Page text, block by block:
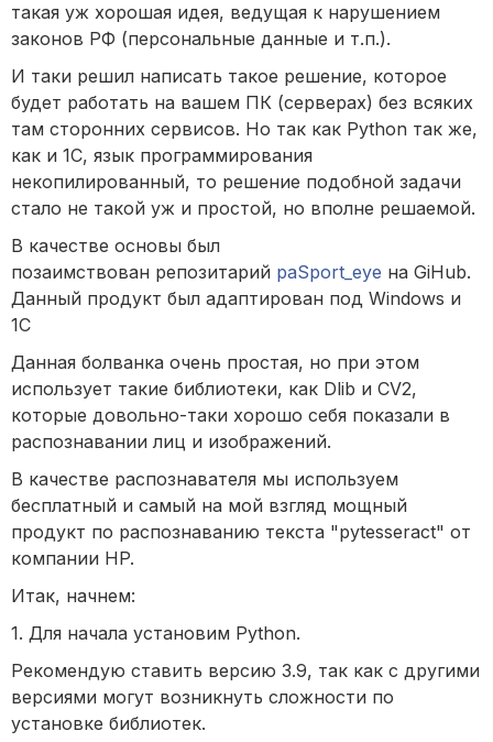
такая уж хорошая идея, ведущая к нарушением
законов РФ (персональные данные и т.п.).
И таки решил написать такое решение, которое
будет работать на вашем ПК (серверах) без всяких
там сторонних сервисов. Но так как Python так же,
как и 1С, язык программирования
некопилированный, то решение подобной задачи
стало не такой уж и простой, но вполне решаемой.
В качестве основы был
позаимствован репозитарий paSport_eye на GiHub.
Данный продукт был адаптирован под Windows и
1С
Данная болванка очень простая, но при этом
использует такие библиотеки, как Dlib и CV2,
которые довольно-таки хорошо себя показали в
распознавании лиц и изображений.
В качестве распознавателя мы используем
бесплатный и самый на мой взгляд мощный
продукт по распознаванию текста "pytesseract" от
компании HP.
Итак, начнем:
1. Для начала установим Python.
Рекомендую ставить версию 3.9, так как с другими
версиями могут возникнуть сложности по
установке библиотек.